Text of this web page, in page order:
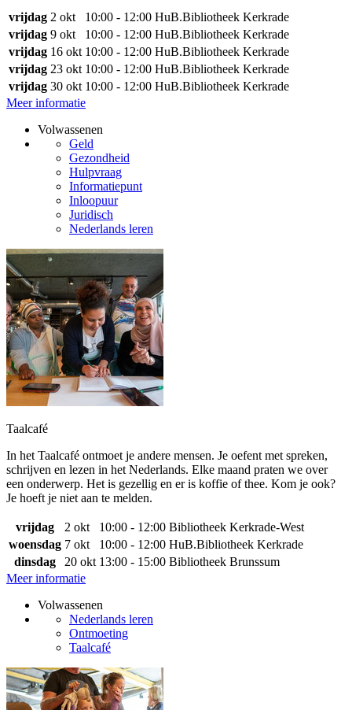
vrijdag 2 okt 10:00 - 12:00 HuB.Bibliotheek Kerkrade
vrijdag 9 okt 10:00 - 12:00 HuB.Bibliotheek Kerkrade
vrijdag 16 okt 10:00 - 12:00 HuB.Bibliotheek Kerkrade
vrijdag 23 okt 10:00 - 12:00 HuB.Bibliotheek Kerkrade
vrijdag 30 okt 10:00 - 12:00 HuB.Bibliotheek Kerkrade
Meer informatie
Volwassenen
Geld
Gezondheid
Hulpvraag
Informatiepunt
Inloopuur
Juridisch
Nederlands leren
Taalcafé
In het Taalcafé ontmoet je andere mensen. Je oefent met spreken,
schrijven en lezen in het Nederlands. Elke maand praten we over
een onderwerp. Het is gezellig en er is koffie of thee. Kom je ook?
Je hoeft je niet aan te melden.
vrijdag 2 okt 10:00 - 12:00 Bibliotheek Kerkrade-West
woensdag 7 okt 10:00 - 12:00 HuB.Bibliotheek Kerkrade
dinsdag
20 okt 13:00 - 15:00 Bibliotheek Brunssum
Meer informatie
Volwassenen
Nederlands leren
Ontmoeting
Taalcafé